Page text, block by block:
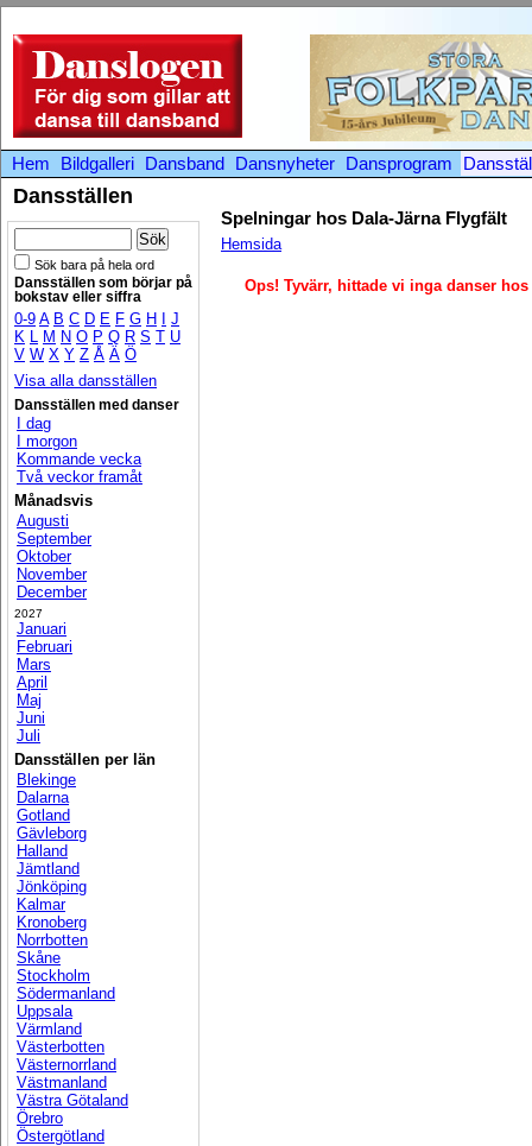
Hem Bildgalleri Dansband Dansnyheter Dansprogram
Dansställen
Sök bara på hela ord
Dansställen som börjar på
bokstav eller siffra
0-9 A B C D E F G H
J
K L M N O P Q R S T U
V W X Y Z Å Ä Ö
Visa alla dansställen
Dansställen med danser
I dag
I morgon
Kommande vecka
Två veckor framåt
Månadsvis
Augusti
September
Oktober
November
December
2027
Januari
Februari
Mars
April
Maj
Juni
Juli
Dansställen per län
Blekinge
Dalarna
Gotland
Gävleborg
Halland
Jämtland
Jönköping
Kalmar
Kronoberg
Norrbotten
Skåne
Stockholm
Södermanland
Uppsala
Värmland
Västerbotten
Västernorrland
Västmanland
Västra Götaland
Örebro
Östergötland
Spelningar hos Dala-Järna Flygfält
Hemsida
Ops! Tyvärr, hittade vi inga danser